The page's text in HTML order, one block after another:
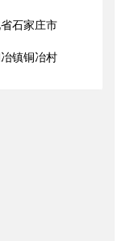
石家庄市
镇铜冶村